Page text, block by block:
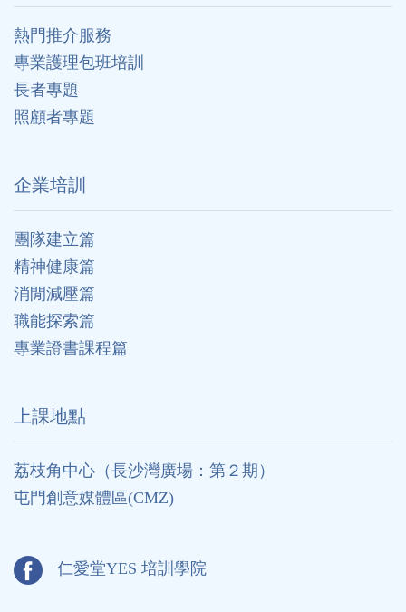
熱門推介服務
專業護理包班培訓
長者專題
照顧者專題
企業培訓
團隊建立篇
精神健康篇
消閒減壓篇
職能探索篇
專業證書課程篇
上課地點
荔枝角中心（長沙灣廣場：第２期）
屯門創意媒體區(CMZ)
仁愛堂YES 培訓學院